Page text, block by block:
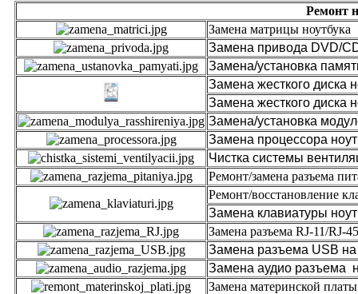
Ремонт
Замена
Замена
Замена/установка
Замена жесткого диска
Замена жесткого диска
Замена/установка
Замена процессора
Чистка системы
Ремонт/замена разъема
Ремонт/восстановление
Замена клавиатуры
Замена разъема RJ-11/RJ-
Замена разъема USB на
Замена аудио разъема
Замена материнской